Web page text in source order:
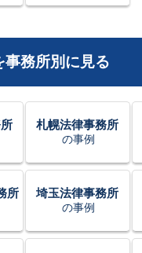
事務所別に見る
札幌法律事務所
の事例
所 埼玉法律事務所
の事例